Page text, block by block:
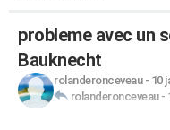
probleme avec un
Bauknecht
rolanderonceveau- 10
rolanderonceveau-